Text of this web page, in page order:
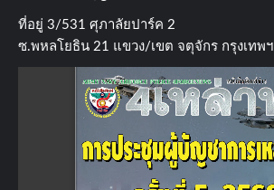
ที่อยู่​ 3/531​ ศุภาลัยปาร์ค​ 2
ซ.พหลโยธิน​ 21​ แขวง/เขต​ จตุจักร​ กรุงเทพ